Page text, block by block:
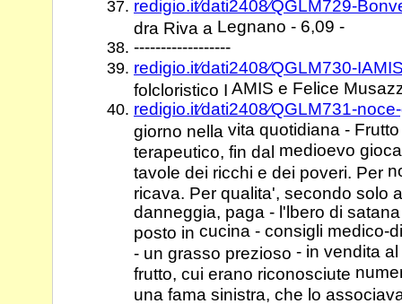
redigio.it⁄dati2408⁄QGLM729-
dra Riva a Legnano - 6,09 -
------------------
redigio.it⁄dati2408⁄QGLM730-
folcloristico I AMIS e Felice
redigio.it⁄dati2408⁄QGLM731-
giorno nella vita quotidiana -
terapeutico, fin dal medioevo
tavole dei ricchi e dei poveri. Per
ricava. Per qualita', secondo solo
danneggia, paga - l'lbero di
posto in cucina - consigli medico-
- un grasso prezioso - in vendita
frutto, cui erano riconosciute
una fama sinistra, che lo